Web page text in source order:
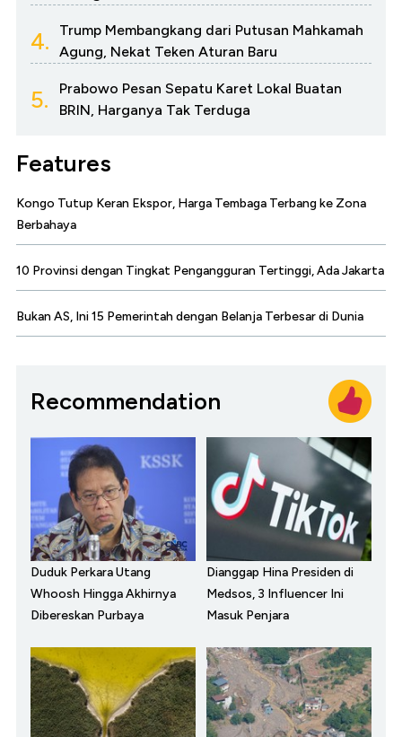
4.
Trump Membangkang dari Putusan Mahkamah
Agung, Nekat Teken Aturan Baru
5.
Prabowo Pesan Sepatu Karet Lokal Buatan
BRIN, Harganya Tak Terduga
Features
Kongo Tutup Keran Ekspor, Harga Tembaga Terbang ke Zona
Berbahaya
10 Provinsi dengan Tingkat Pengangguran Tertinggi, Ada Jakarta
Bukan AS, Ini 15 Pemerintah dengan Belanja Terbesar di Dunia
Recommendation
Duduk Perkara Utang
Whoosh Hingga Akhirnya
Dibereskan Purbaya
Dianggap Hina Presiden di
Medsos, 3 Influencer Ini
Masuk Penjara